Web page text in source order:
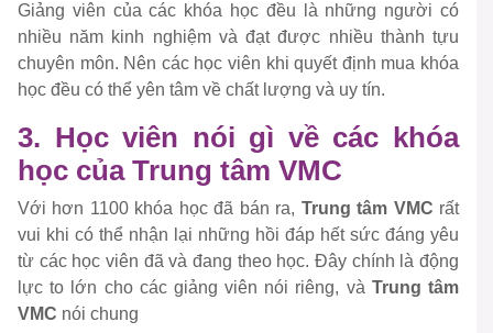
Giảng viên của các khóa học đều là những người có
nhiều năm kinh nghiệm và đạt được nhiều thành tựu
chuyên môn. Nên các học viên khi quyết định mua khóa
học đều có thể yên tâm về chất lượng và uy tín.
3. Học viên nói gì về các khóa
học của Trung tâm VMC
Với hơn 1100 khóa học đã bán ra, Trung tâm VMC rất
vui khi có thể nhận lại những hồi đáp hết sức đáng yêu
từ các học viên đã và đang theo học. Đây chính là động
lực to lớn cho các giảng viên nói riêng, và Trung tâm
VMC nói chung